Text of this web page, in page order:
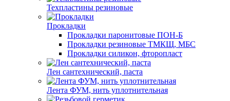
Техпластины резиновые
Прокладки
Прокладки паронитовые ПОН-Б
Прокладки резиновые ТМКЩ, МБС
Прокладки силикон, фторопласт
Лен сантехнический, паста
Лента ФУМ, нить уплотнительная